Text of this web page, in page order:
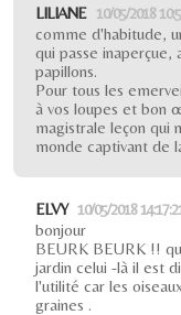
LILIANE 10/05/2018
comme d'habitude,
qui passe inaperçue,
papillons.
Pour tous les
à vos loupes et bon
magistrale leçon qui
monde captivant de
ELVY 10/05/2018
bonjour
BEURK BEURK !!
jardin celui -là il est
l'utilité car les
graines .